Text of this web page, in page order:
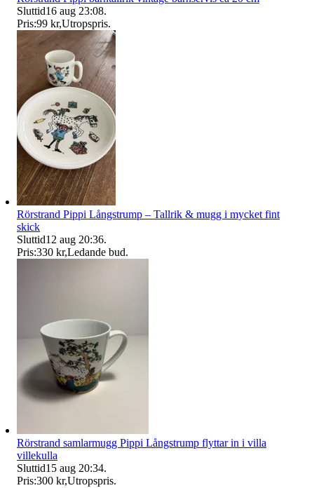
Sluttid16 aug 23:08.
Pris:99 kr,Utropspris.
Rörstrand Pippi Långstrump – Tallrik & mugg i mycket fint
skick
Sluttid12 aug 20:36.
Pris:330 kr,Ledande bud.
Rörstrand samlarmugg Pippi Långstrump flyttar in i villa
villekulla
Sluttid15 aug 20:34.
Pris:300 kr,Utropspris.